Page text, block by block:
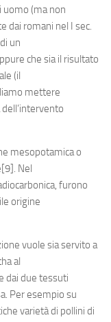
uomo (ma non
dai romani nel I sec.
un
che sia il risultato
(il
mettere
mesopotamica o
Nel
furono
origine
vuole sia servito a
al
dai due tessuti
Per esempio su
varietà di pollini di